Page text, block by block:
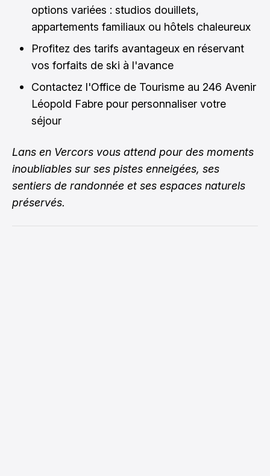
options variées : studios douillets,
appartements familiaux ou hôtels chaleureux
Profitez des tarifs avantageux en réservant
vos forfaits de ski à l'avance
Contactez l'Office de Tourisme au 246 Avenir
Léopold Fabre pour personnaliser votre
séjour
Lans en Vercors vous attend pour des moments
inoubliables sur ses pistes enneigées, ses
sentiers de randonnée et ses espaces naturels
préservés.